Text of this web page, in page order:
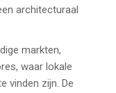
architecturaal
markten,
waar lokale
vinden zijn. De